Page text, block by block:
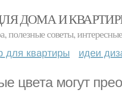
ДОМА И
полезные советы,
для квартиры идеи
цвета могут